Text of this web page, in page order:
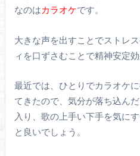
なのはカラオケです。
大きな声を出すことでストレ
ィを口ずさむことで精神安定
最近では、ひとりでカラオケ
てきたので、気分が落ち込ん
入り、歌の上手い下手を気に
と良いでしょう。